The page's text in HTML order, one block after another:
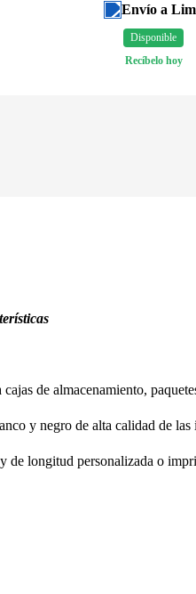
Envío a
Disponible
Recíbelo hoy
de almacenamiento,
y negro de alta calidad de
longitud personalizada o